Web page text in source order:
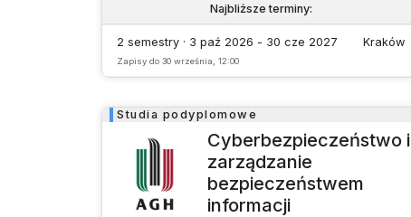
nieruchomościamirozwój kompetencji w
zakresie zarządzania, prawa i ekonomii
Najbliższe terminy:
2 semestry · 3 paź 2026 - 30 cze 2027
Zapisy do 30 września, 12:00
Kraków
Studia podyplomowe
Cyberbezpieczeństwo i
zarządzanie
bezpieczeństwem
informacji